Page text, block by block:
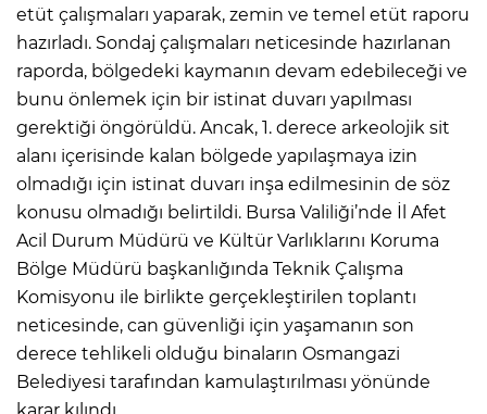
etüt çalışmaları yaparak, zemin ve temel etüt raporu
hazırladı. Sondaj çalışmaları neticesinde hazırlanan
raporda, bölgedeki kaymanın devam edebileceği ve
bunu önlemek için bir istinat duvarı yapılması
gerektiği öngörüldü. Ancak, 1. derece arkeolojik sit
alanı içerisinde kalan bölgede yapılaşmaya izin
olmadığı için istinat duvarı inşa edilmesinin de söz
konusu olmadığı belirtildi. Bursa Valiliği’nde İl Afet
Acil Durum Müdürü ve Kültür Varlıklarını Koruma
Bölge Müdürü başkanlığında Teknik Çalışma
Komisyonu ile birlikte gerçekleştirilen toplantı
neticesinde, can güvenliği için yaşamanın son
derece tehlikeli olduğu binaların Osmangazi
Belediyesi tarafından kamulaştırılması yönünde